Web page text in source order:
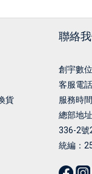
貨
聯絡
創宇數
客服電
服務時
總部地址
336-2號
統編：